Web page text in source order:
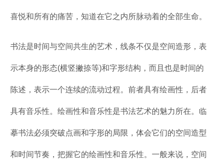
喜悦和所有的痛苦，知道在它之内所脉动着的全部生命。
书法是时间与空间共生的艺术，线条不仅是空间造形，表
示本身的形态(横竖撇捺等)和字形结构，而且也是时间的
陈述，表示一个连续的流动过程。前者具有绘画性，后者
具有音乐性。绘画性和音乐性是书法艺术的魅力所在。临
摹书法必须突破点画和字形的局限，体会它们的空间造型
和时间节奏，把握它的绘画性和音乐性。一般来说，空间